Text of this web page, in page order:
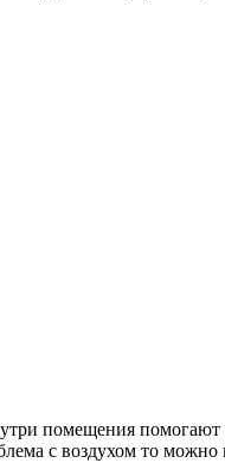
помещения
с воздухом то